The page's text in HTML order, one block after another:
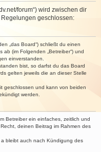
forum“) wird zwischen dir
geschlossen:
„das Board“) schließt du einen
(im Folgenden „Betreiber“) und
einverstanden.
bist, so darfst du das Board
gelten jeweils die an dieser Stelle
geschlossen und kann von beiden
werden.
Betreiber ein einfaches, zeitlich und
deinen Beitrag im Rahmen des
bleibt auch nach Kündigung des